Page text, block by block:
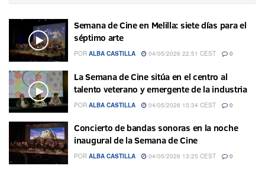
Semana de Cine en Melilla: siete días para el
séptimo arte
POR ALBA CASTILLA 04/05/2026 22:51 CEST 0
La Semana de Cine sitúa en el centro al
talento veterano y emergente de la industria
POR ALBA CASTILLA 04/05/2026 15:34 CEST 0
Concierto de bandas sonoras en la noche
inaugural de la Semana de Cine
POR ALBA CASTILLA 04/05/2026 13:25 CEST 0